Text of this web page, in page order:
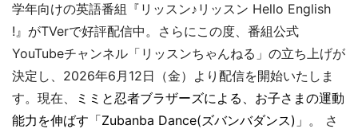
学年向けの英語番組『リッスン♪リッスン Hello English
!』がTVerで好評配信中。さらにこの度、番組公式
YouTubeチャンネル「リッスンちゃんねる」の立ち上げが
決定し、2026年6月12日（金）より配信を開始いたしま
す。現在、
ミミと忍者ブラザーズによる、お子さまの運動
能力を伸ばす「Zubanba Dance(ズバンバダンス)」 。 さ